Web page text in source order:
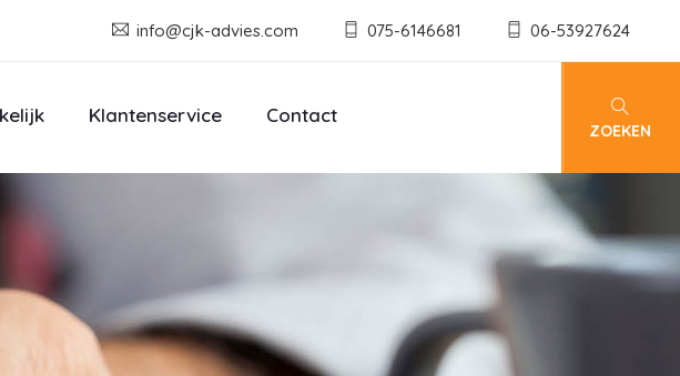
info@cjk-advies.com 075-6146681 06-53927624
Klantenservice Contact
ZOEKEN